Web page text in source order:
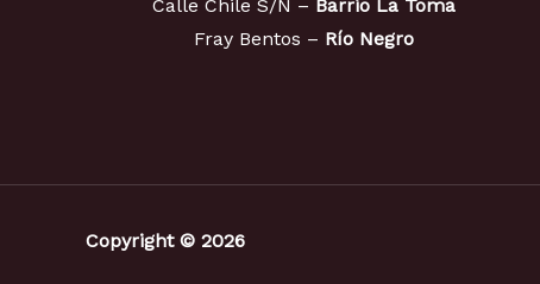
Calle Chile S/N – Barrio La Toma
Fray Bentos – Río Negro
Copyright © 2026